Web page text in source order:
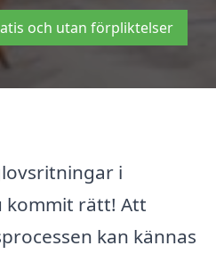
och utan förpliktelser
i
kommit rätt! Att
kan kännas